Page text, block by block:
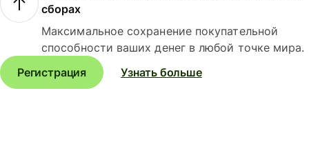
сборах
Максимальное сохранение покупательной
способности ваших денег в любой точке мира.
Регистрация
Узнать больше